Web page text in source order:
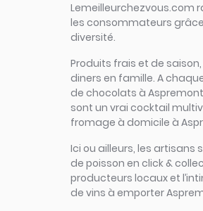
Lemeilleurchezvous.com
les consommateurs
diversité.
Produits frais et de
diners en famille. A
de chocolats à
sont un vrai cocktail
fromage à domicile à
Ici ou ailleurs, les
de poisson en click &
producteurs locaux et
de vins à emporter